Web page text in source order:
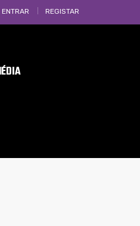
ENTRAR REGISTAR